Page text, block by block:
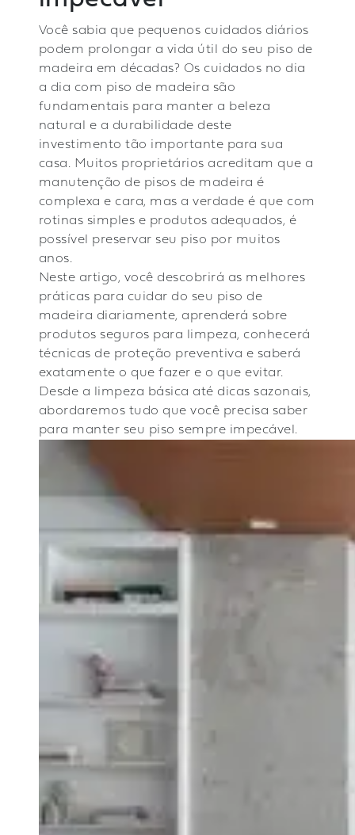
Você sabia que pequenos cuidados diários
podem prolongar a vida útil do seu piso de
madeira em décadas? Os cuidados no dia
a dia com piso de madeira são
fundamentais para manter a beleza
natural e a durabilidade deste
investimento tão importante para sua
casa. Muitos proprietários acreditam que a
manutenção de pisos de madeira é
complexa e cara, mas a verdade é que com
rotinas simples e produtos adequados, é
possível preservar seu piso por muitos
anos.
Neste artigo, você descobrirá as melhores
práticas para cuidar do seu piso de
madeira diariamente, aprenderá sobre
produtos seguros para limpeza, conhecerá
técnicas de proteção preventiva e saberá
exatamente o que fazer e o que evitar.
Desde a limpeza básica até dicas sazonais,
abordaremos tudo que você precisa saber
para manter seu piso sempre impecável.